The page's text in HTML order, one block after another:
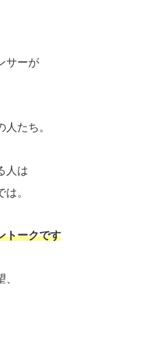
サーが
たち。
人は
。
トークです